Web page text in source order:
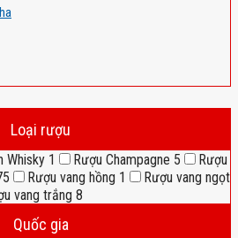
Loại rượu
Whisky 1 Rượu Champagne 5
Rượu
Rượu vang hồng 1
Rượu vang ngọt
vang trắng 8
Quốc gia